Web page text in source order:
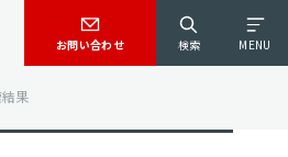
検索 MENU
お問い合わせ
果